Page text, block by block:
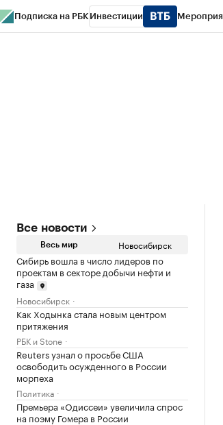
Подписка на РБК Инвестиции
Все новости
Весь мир Новосибирск
Сибирь вошла в число лидеров по
проектам в секторе добычи нефти и
газа
Новосибирск
Как Ходынка стала новым центром
притяжения
РБК и Stone
Reuters узнал о просьбе США
освободить осужденного в России
морпеха
Политика
Премьера «Одиссеи» увеличила спрос
на поэму Гомера в России